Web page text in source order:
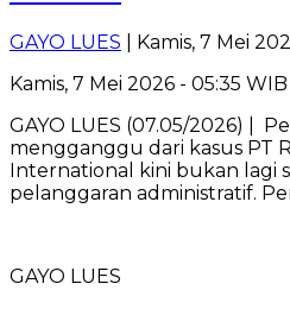
GAYO LUES | Kamis, 7 Mei
Kamis, 7 Mei 2026 - 05:35 WIB
GAYO LUES (07.05/2026) |
mengganggu dari kasus PT
International kini bukan lagi
pelanggaran administratif.
GAYO LUES